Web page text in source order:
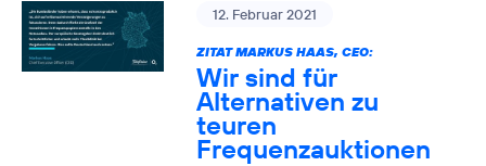
12. Februar 2021
ZITAT MARKUS HAAS, CEO:
Wir sind für
Alternativen zu
teuren
Frequenzauktionen